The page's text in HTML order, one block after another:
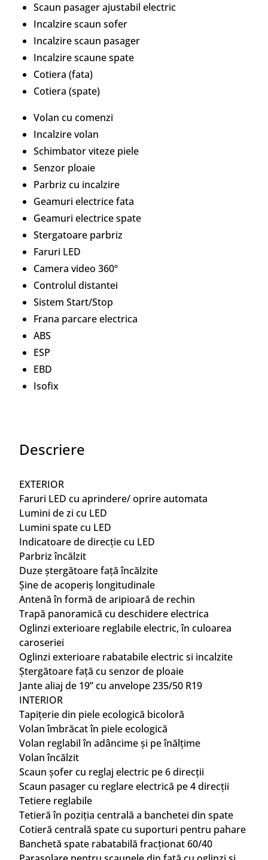
Scaun pasager ajustabil electric
Incalzire scaun sofer
Incalzire scaun pasager
Incalzire scaune spate
Cotiera (fata)
Cotiera (spate)
Volan cu comenzi
Incalzire volan
Schimbator viteze piele
Senzor ploaie
Parbriz cu incalzire
Geamuri electrice fata
Geamuri electrice spate
Stergatoare parbriz
Faruri LED
Camera video 360º
Controlul distantei
Sistem Start/Stop
Frana parcare electrica
ABS
ESP
EBD
Isofix
Descriere
EXTERIOR
Faruri LED cu aprindere/ oprire automata
Lumini de zi cu LED
Lumini spate cu LED
Indicatoare de direcție cu LED
Parbriz încălzit
Duze ștergătoare față încălzite
Șine de acoperiș longitudinale
Antenă în formă de aripioară de rechin
Trapă panoramică cu deschidere electrica
Oglinzi exterioare reglabile electric, în culoarea
caroseriei
Oglinzi exterioare rabatabile electric si incalzite
Ștergătoare față cu senzor de ploaie
Jante aliaj de 19” cu anvelope 235/50 R19
INTERIOR
Tapițerie din piele ecologică bicoloră
Volan îmbrăcat în piele ecologică
Volan reglabil în adâncime și pe înălțime
Volan încălzit
Scaun șofer cu reglaj electric pe 6 direcții
Scaun pasager cu reglare electrică pe 4 direcții
Tetiere reglabile
Tetieră în poziția centrală a banchetei din spate
Cotieră centrală spate cu suporturi pentru pahare
Banchetă spate rabatabilă fracționat 60/40